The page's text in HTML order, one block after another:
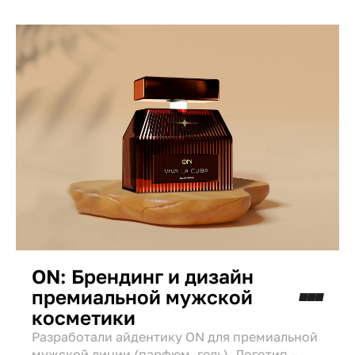
повышающий доверие.
ON: Брендинг и дизайн
премиальной мужской
косметики
Разработали айдентику ON для премиальной